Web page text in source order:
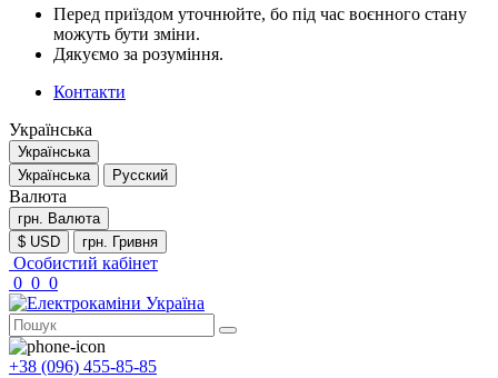
Перед приїздом уточнюйте, бо під час воєнного стану
можуть бути зміни.
Дякуємо за розуміння.
Контакти
Українська
Українська
Українська
Русский
Валюта
грн. Валюта
$ USD
грн. Гривня
Особистий кабінет
0 0 0
+38 (096) 455-85-85